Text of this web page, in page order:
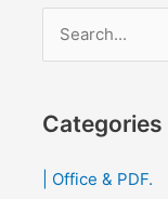
r
h
Categories
| Office & PDF.